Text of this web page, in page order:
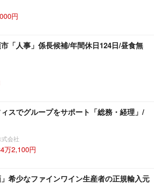
円
「人事」係長候補/年間休日124日/昼食無
スでグループをサポート「総務・経理」/
会社
万2,100円
」希少なファインワイン生産者の正規輸入元